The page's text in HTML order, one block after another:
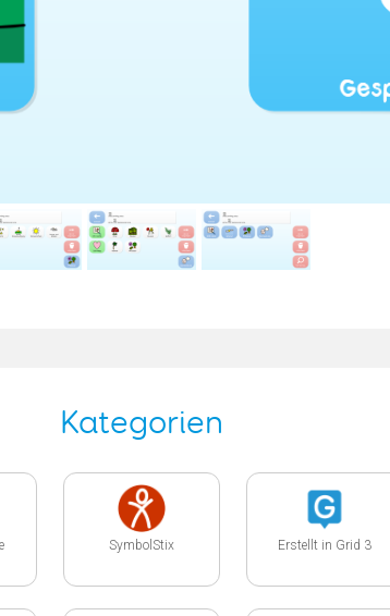
Kategorien
SymbolStix Erstellt in Grid 3